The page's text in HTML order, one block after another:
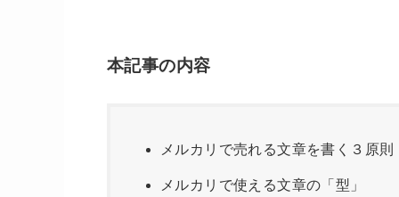
本記事の内容
メルカリで売れる文章を書く３原則
メルカリで使える文章の「型」